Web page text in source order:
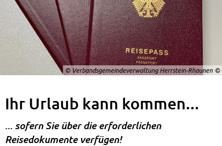
© Verbandsgemeindeverwaltung Herrstein-Rhaunen
Ihr Urlaub kann kommen...
... sofern Sie über die erforderlichen
Reisedokumente verfügen!